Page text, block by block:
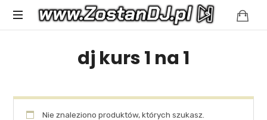
dj kurs 1 na 1
Nie znaleziono produktów, których szukasz.